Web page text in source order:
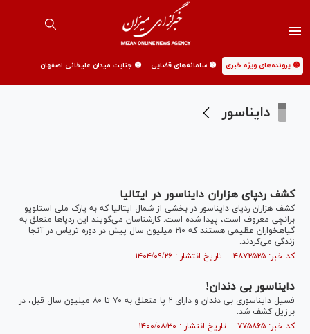
🟡 پرونده‌های ویژه خبری 🟡 سامانه‌های قضایی 🟡 جنایت میدان علیخانی اصفهان
دایناسور
کشف ردپای هزاران دایناسور در ایتالیا
کشف هزاران ردپای دایناسور در بخشی از شمال ایتالیا که به پارک ملی استلویو
برانچی معروف است، پیدا شده است. کارشناسان می‌گویند این ردپا‌ها متعلق به
گیاهخواران عظیمی هستند که ۲۱۰ میلیون سال پیش در دوره تریاس در آنجا
زندگی می‌کردند.
کد خبر: ۴۸۷۲۵۲۵ تاریخ انتشار : ۱۴۰۴/۰۹/۲۶
دایناسور بی دندان!
فسیل دایناسوری بی دندان و دارای ۲ پا متعلق به ۷۰ تا ۸۰ میلیون سال قبل، در
برزیل کشف شد.
کد خبر: ۷۷۵۸۶۵ تاریخ انتشار : ۱۴۰۰/۰۸/۳۰